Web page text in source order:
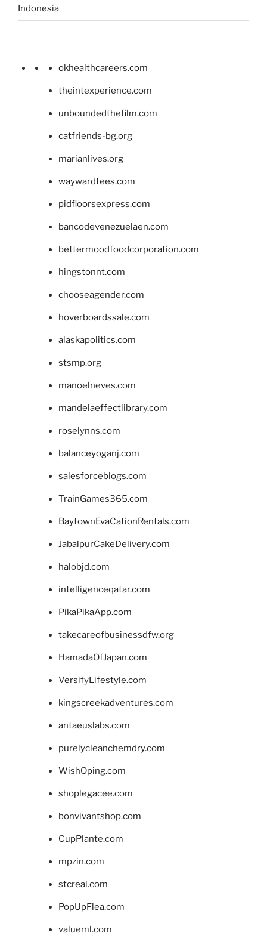
Indonesia
okhealthcareers.com
theintexperience.com
unboundedthefilm.com
catfriends-bg.org
marianlives.org
waywardtees.com
pidfloorsexpress.com
bancodevenezuelaen.com
bettermoodfoodcorporation.com
hingstonnt.com
chooseagender.com
hoverboardssale.com
alaskapolitics.com
stsmp.org
manoelneves.com
mandelaeffectlibrary.com
roselynns.com
balanceyoganj.com
salesforceblogs.com
TrainGames365.com
BaytownEvaCationRentals.com
JabalpurCakeDelivery.com
halobjd.com
intelligenceqatar.com
PikaPikaApp.com
takecareofbusinessdfw.org
HamadaOfJapan.com
VersifyLifestyle.com
kingscreekadventures.com
antaeuslabs.com
purelycleanchemdry.com
WishOping.com
shoplegacee.com
bonvivantshop.com
CupPlante.com
mpzin.com
stcreal.com
PopUpFlea.com
valueml.com